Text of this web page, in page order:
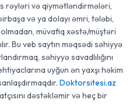
rəyləri və qiymətləndirmələri,
və ya dolayı əmri, tələbi,
müvafiq xəstə/müştəri
Bu veb saytın məqsədi səhiyyə
səhiyyə savadlılığını
uyğun ən yaxşı həkim
Doktorsitesi.az
dəstəkləmir və heç bir